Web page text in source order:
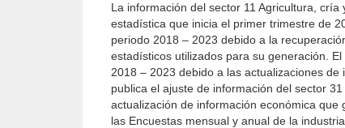
La información del sector 11 Agricultura,
estadística que inicia el primer trimestre de
periodo 2018 – 2023 debido a la
estadísticos utilizados para su generación.
2018 – 2023 debido a las actualizaciones
publica el ajuste de información del sector
actualización de información económica
las Encuestas mensual y anual de la